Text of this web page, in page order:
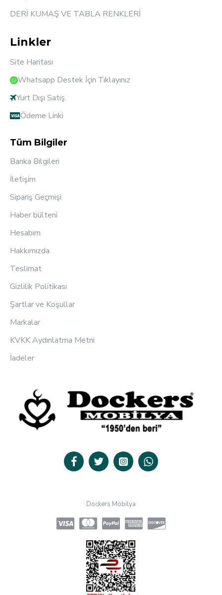
DERİ KUMAŞ VE TABLA RENKLERİ
Linkler
Site Haritası
Whatsapp Destek İçin Tıklayınız
Yurt Dışı Satış
Ödeme Linki
Tüm Bilgiler
Banka Bilgileri
İletişim
Sipariş Geçmişi
Haber bülteni
Hesabım
Hakkımızda
Teslimat
Gizlilik Politikası
Şartlar ve Koşullar
Markalar
KVKK Aydınlatma Metni
İadeler
Dockers Mobilya